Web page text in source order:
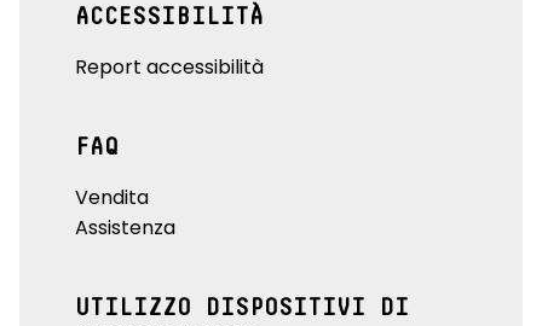
ACCESSIBILITÀ
Report accessibilità
FAQ
Vendita
Assistenza
UTILIZZO DISPOSITIVI DI